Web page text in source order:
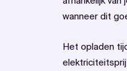
wanneer dit
Het opladen